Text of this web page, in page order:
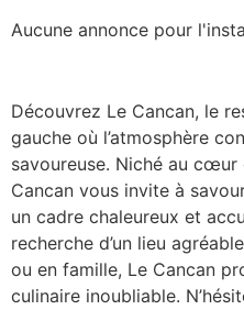
Aucune annonce pour
Découvrez Le Cancan, le
gauche où l’atmosphère
savoureuse. Niché au cœur
Cancan vous invite à
un cadre chaleureux et
recherche d’un lieu
ou en famille, Le Cancan
culinaire inoubliable.